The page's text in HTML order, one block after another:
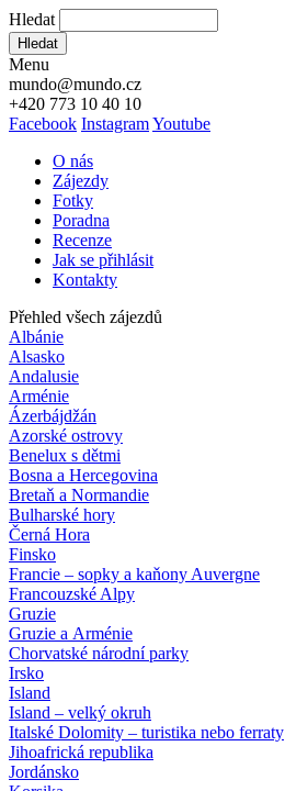
Hledat
Hledat
Menu
mundo@mundo.cz
+420 773 10 40 10
Facebook InstagramYoutube
O nás
Zájezdy
Fotky
Poradna
Recenze
Jak se přihlásit
Kontakty
Přehled všech zájezdů
Albánie
Alsasko
Andalusie
Arménie
Ázerbájdžán
Azorské ostrovy
Benelux s dětmi
Bosna a Hercegovina
Bretaň a Normandie
Bulharské hory
Černá Hora
Finsko
Francie – sopky a kaňony Auvergne
Francouzské Alpy
Gruzie
Gruzie a Arménie
Chorvatské národní parky
Irsko
Island
Island – velký okruh
Italské Dolomity – turistika nebo ferraty
Jihoafrická republika
Jordánsko